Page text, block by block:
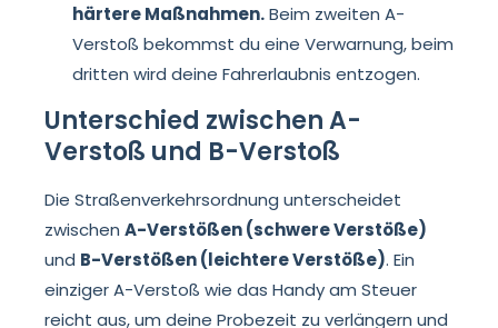
härtere Maßnahmen.Beim zweiten A-
Verstoß bekommst du eine Verwarnung, beim
dritten wird deine Fahrerlaubnis entzogen.
Unterschied zwischen A-
Verstoß und B-Verstoß
Die Straßenverkehrsordnung unterscheidet
zwischen A-Verstößen (schwere Verstöße)
und B-Verstößen (leichtere Verstöße). Ein
einziger A-Verstoß wie das Handy am Steuer
reicht aus, um deine Probezeit zu verlängern und